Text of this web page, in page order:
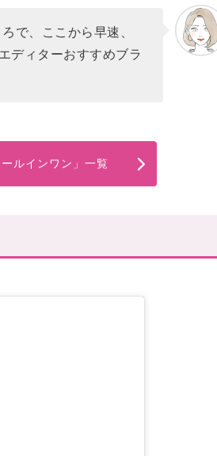
で、ここから早速、
ディターおすすめブラ
ルインワン」一覧